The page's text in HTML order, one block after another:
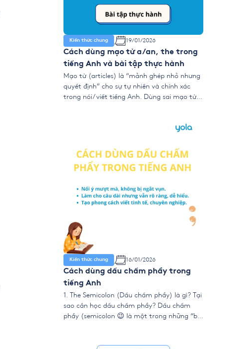
Kiến thức chung 19/01/2026
Cách dùng mạo từ a/an, the trong
tiếng Anh và bài tập thực hành
Mạo từ (articles) là “mảnh ghép nhỏ nhưng
quyết định” cho sự tự nhiên và chính xác
trong nói/viết tiếng Anh. Dùng sai mạo từ
a/an/the/Ø (zero article), ngoại lệ quan
Kiến thức chung 16/01/2026
Cách dùng dấu chấm phẩy trong
tiếng Anh
1. The Semicolon (Dấu chấm phẩy) là gì? Tại
sao cần học dấu chấm phẩy? Dấu chấm
phẩy (semicolon 😉 là một trong những “bí
Nó thường xuất hiện trong văn viết học